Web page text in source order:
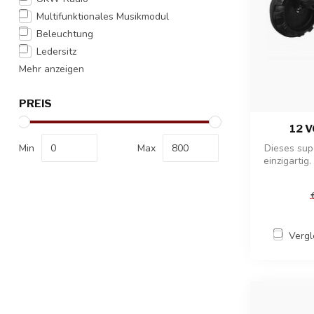
Multifunktionales Musikmodul
Beleuchtung
Ledersitz
Mehr anzeigen
PREIS
Min Max
12
Dieses